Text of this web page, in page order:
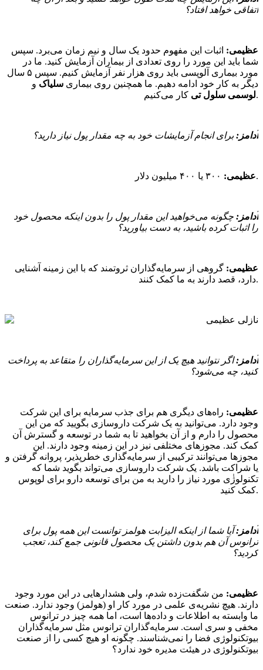
اتفاقی خواهد افتاد؟
عظیمی: اثبات این مفهوم حدود یک سال و نیم زمان می‌برد. سپس
شما باید این مورد را روی تعدادی از بیماران آزمایش کنید. ما در
مورد بیماری آلوپسی باید روی هزار نفر آزمایش کنیم. سپس ۵ سال
دیگر به کار خود ادامه دهیم. ما همچنین روی بیماری سلیاک و
لوسمی سلول تی کار می‌کنیم.
آدامز:برای انجام آزمایشات خود به چه مقدار پول نیاز دارید؟
عظیمی:۳۰۰ یا ۴۰۰ میلیون دلار.
آدامز: چگونه می‌خواهید این مقدار پول را بدون اینکه محصول خود
را اثبات کرده باشید، به دست بیاورید؟
عظیمی: گروهی از سرمایه‌گذاران ثروتمند که با این زمینه آشنایی
دارد، قصد دارند به ما کمک کنند.
آدامز:اگر نتوانید هیچ یک از این سرمایه‌گذاران را متقاعد به پرداخت
کنید، چه می‌شود؟
عظیمی: راه‌های دیگری هم برای جذب سرمایه برای این شرکت
وجود دارد. می‌توانید به یک شرکت داروسازی بگویید که من این
محصول را دارم و از آن بخواهید تا به شما در توسعه و گسترش آن
کمک کند. مجوزهای مختلفی نیز در این زمینه وجود دارند. این
مجوزها می‌توانند ترکیبی از سرمایه‌گذاری خطرپذیر، پروانه گرفتن و
یا شراکت باشد. یک شرکت داروسازی می‌تواند بگوید شما که
تکنولوژٰی مورد نیاز را دارید به من برای توسعه دارو برای لوپوس
کمک کنید.
آدامز:آیا شما از اینکه الیزابت هولمز توانست این همه پول برای
ترانوس آن هم بدون داشتن یک محصول قانونی جمع کند، تعجب
کردید؟
عظیمی: من شگفت‌زده شدم، ولی هشدارهایی در این مورد وجود
دارند. هیچ نشریه‌ی علمی در مورد کار او (هولمز) وجود ندارد. صنعت
ما وابسته به اطلاعات و داده‌ها است، اما همه چیز در ترانوس
مخفی و سری است. سرمایه‌گذاران ترانوس مثل سرمایه‌گذاران
بیوتکنولوژی فضا را نمی‌شناسند. چگونه او هیچ کسی را از صنعت
بیوتکنولوژی در هیئت مدیره خود ندارد؟